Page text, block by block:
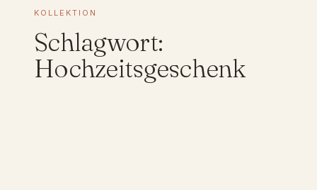
KOLLEKTION
Schlagwort:
Hochzeitsgeschenk